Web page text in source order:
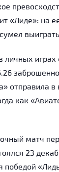
«Лиде»: на
личных играх
отправила в
как
матч
23
победой